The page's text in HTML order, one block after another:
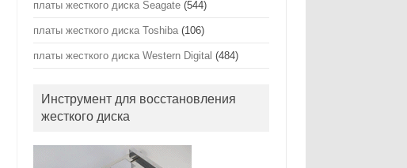
платы жесткого диска Seagate (544)
платы жесткого диска Toshiba (106)
платы жесткого диска Western Digital (484)
Инструмент для восстановления
жесткого диска